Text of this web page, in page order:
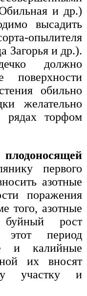
и др.)
высадить
Загорья и др.).
должно
поверхности
обильно
желательно
рядах торфом
первого
азотные
поражения
того, азотные
буйный рост
период
и калийные
их вносят
участку и